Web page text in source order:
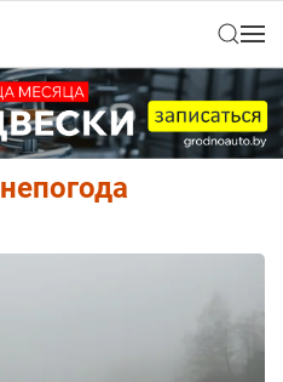
непогода